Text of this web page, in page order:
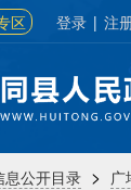
区 登录 | 注
息公开目录 > 广